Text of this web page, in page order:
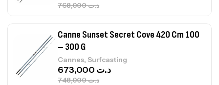
د.ت768,000
Canne Sunset Secret Cove 420 Cm 100
– 300 G
Cannes, Surfcasting
د.ت748,000
د.ت